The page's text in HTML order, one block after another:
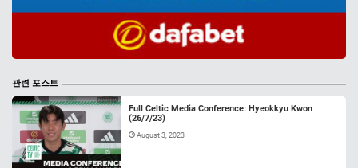
관련 포스트
Full Celtic Media Conference: Hyeokkyu Kwon
(26/7/23)
August 3, 2023